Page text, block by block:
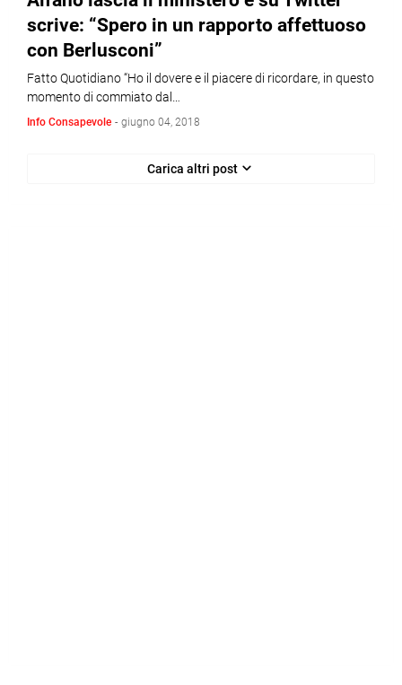
scrive: “Spero in un rapporto affettuoso
con Berlusconi”
Fatto Quotidiano “Ho il dovere e il piacere di ricordare, in questo
momento di commiato dal…
Info Consapevole - giugno 04, 2018
Carica altri post